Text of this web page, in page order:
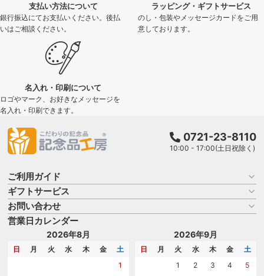
支払い方法について
銀行振込にてお支払いください。後払
いはご相談ください。
ラッピング・ギフトサービス
のし・包装やメッセージカードをご用
意しております。
名入れ・印刷について
ロゴやマーク、お好きなメッセージを
名入れ・印刷できます。
0721-23-8110
10:00 - 17:00(土日祝除く)
ご利用ガイド
お買い物ガイド
よくある質問
はじめての記念品選び
記念品工房の使い方
ギフトサービス
名入れについて
のし
メッセージカード
お問い合わせ
商品選びを相談する
名入れについて相談する
カタログを請求する
営業日カレンダー
2026年8月
日 月 火 水 木 金
土
1
2026年9月
日 月 火 水 木 金
土
1
2 3 4 5